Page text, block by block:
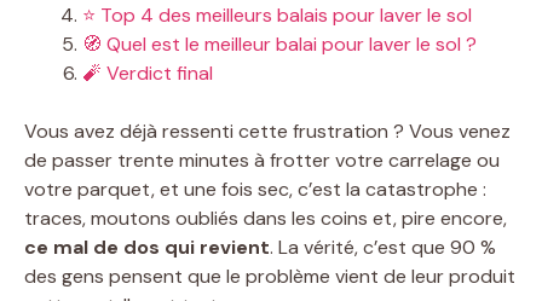
⭐ Top 4 des meilleurs balais pour laver le sol
🧭 Quel est le meilleur balai pour laver le sol ?
🧨 Verdict final
Vous avez déjà ressenti cette frustration ? Vous venez
de passer trente minutes à frotter votre carrelage ou
votre parquet, et une fois sec, c’est la catastrophe :
traces, moutons oubliés dans les coins et, pire encore,
ce mal de dos qui revient. La vérité, c’est que 90 %
des gens pensent que le problème vient de leur produit